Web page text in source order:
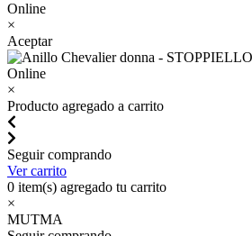
×
Aceptar
×
Producto agregado a carrito
Seguir comprando
Ver carrito
0 item(s) agregado tu carrito
×
MUTMA